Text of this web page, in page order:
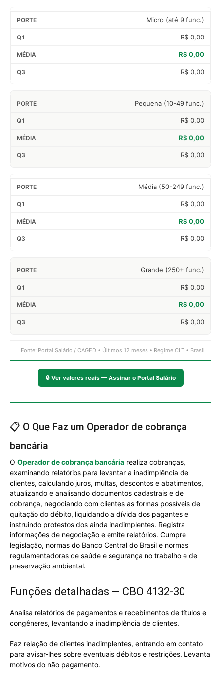
Micro (até 9 func.)
R$ 0,00
R$ 0,00
R$ 0,00
Pequena (10-49 func.)
R$ 0,00
R$ 0,00
R$ 0,00
Média (50-249 func.)
R$ 0,00
R$ 0,00
R$ 0,00
Grande (250+ func.)
R$ 0,00
R$ 0,00
R$ 0,00
Fonte: Portal Salário / CAGED • Últimos 12 meses • Regime CLT • Brasil
🔒 Ver valores reais — Assinar o Portal Salário
📋 O Que Faz um Operador de cobrança
bancária
O Operador de cobrança bancária realiza cobranças,
examinando relatórios para levantar a inadimplência de
clientes, calculando juros, multas, descontos e abatimentos,
atualizando e analisando documentos cadastrais e de
cobrança, negociando com clientes as formas possíveis de
quitação do débito, liquidando a dívida dos pagantes e
instruindo protestos dos ainda inadimplentes. Registra
informações de negociação e emite relatórios. Cumpre
legislação, normas do Banco Central do Brasil e normas
regulamentadoras de saúde e segurança no trabalho e de
preservação ambiental.
Funções detalhadas — CBO 4132-30
Analisa relatórios de pagamentos e recebimentos de títulos e
congêneres, levantando a inadimplência de clientes.
Faz relação de clientes inadimplentes, entrando em contato
para avisar-lhes sobre eventuais débitos e restrições. Levanta
motivos do não pagamento.